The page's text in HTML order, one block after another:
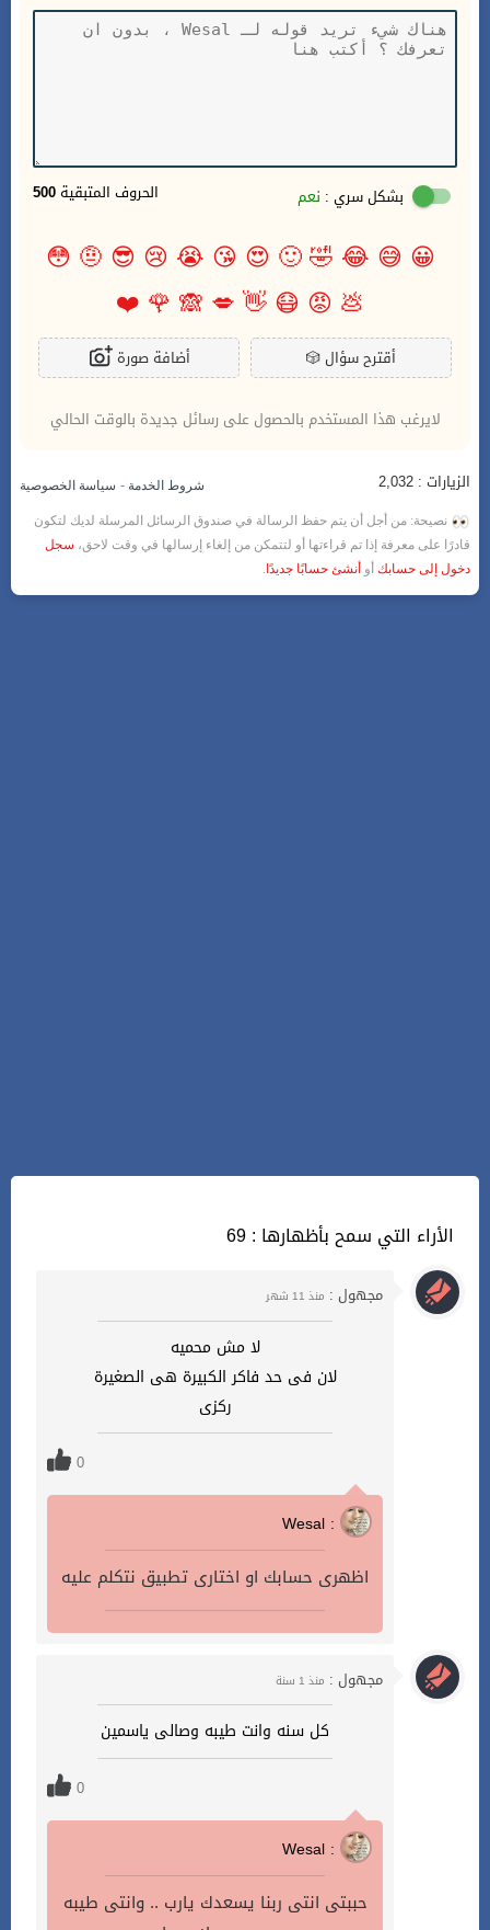
500 الحروف المتبقية بشكل سري : نعم
😀
😅
😂
🤣
🙂
😍
😘
😭
😢
😎
🤨
😳
💩
😡
😷
👋
💋
🙈
🌹
❤️
🎲أقترح سؤال أضافة صورة
لايرغب هذا المستخدم بالحصول على رسائل جديدة بالوقت الحالي
الزيارات : 2,032 شروط الخدمة - سياسة الخصوصية
نصيحة: من أجل أن يتم حفظ الرسالة في صندوق الرسائل المرسلة لديك لتكون
قادرًا على معرفة إذا تم قراءتها أو لتتمكن من إلغاء إرسالها في وقت لاحق، سجل
دخول إلى حسابك أو أنشئ حسابًا جديدًا .
69 : الأراء التي سمح بأظهارها
مجهول : منذ 11 شهر
لا مش محميه
لان فى حد فاكر الكبيرة هى الصغيرة
ركزى
0
Wesal :
اظهرى حسابك او اختارى تطبيق نتكلم عليه
مجهول : منذ 1 سنة
كل سنه وانت طيبه وصالى ياسمين
0
Wesal :
حببتى انتى ربنا يسعدك يارب .. وانتى طيبه